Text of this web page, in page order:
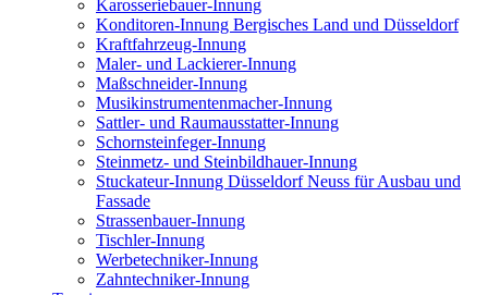
Karosseriebauer-Innung
Konditoren-Innung Bergisches Land und Düsseldorf
Kraftfahrzeug-Innung
Maler- und Lackierer-Innung
Maßschneider-Innung
Musikinstrumentenmacher-Innung
Sattler- und Raumausstatter-Innung
Schornsteinfeger-Innung
Steinmetz- und Steinbildhauer-Innung
Stuckateur-Innung Düsseldorf Neuss für Ausbau und
Fassade
Strassenbauer-Innung
Tischler-Innung
Werbetechniker-Innung
Zahntechniker-Innung